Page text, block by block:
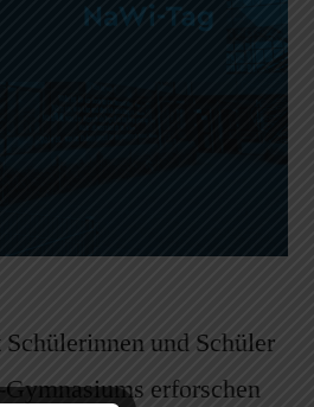
und Schüler
erforschen